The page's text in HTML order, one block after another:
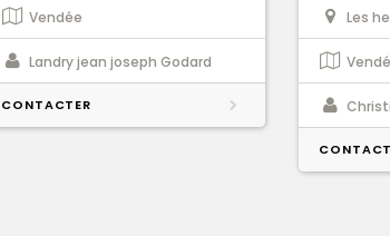
Vendée
Landry jean joseph Godard
CONTACTER
Les